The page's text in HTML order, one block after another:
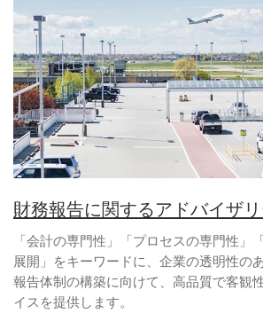
財務報告に関するアドバイザ
「会計の専門性」「プロセスの専門性」
展開」をキーワードに、企業の透明性の
報告体制の構築に向けて、高品質で客観
イスを提供します。